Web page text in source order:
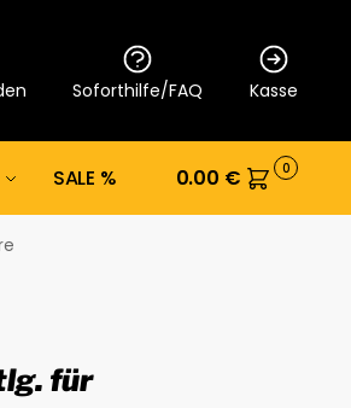
Soforthilfe/FAQ Kasse
SALE % 0.00 € 0
für